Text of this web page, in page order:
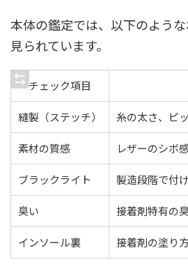
本体の鑑定では、以下のよう
見られています。
チェック項目
縫製（ステッチ） 糸の太さ、ピ
素材の質感 レザーのシボ
ブラックライト 製造段階で付
臭い 接着剤特有の
インソール裏 接着剤の塗り